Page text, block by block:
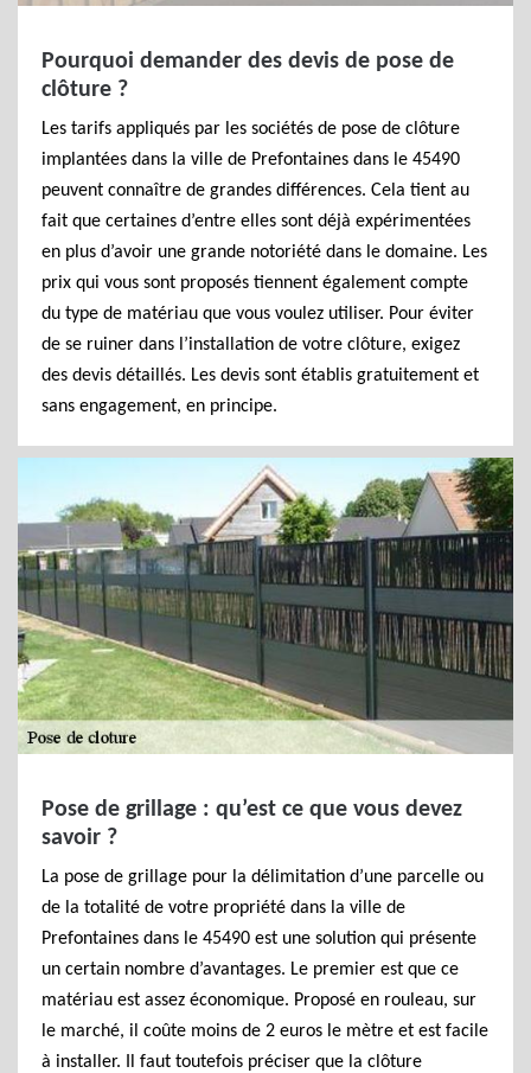
Pourquoi demander des devis de pose de
clôture ?
Les tarifs appliqués par les sociétés de pose de clôture
implantées dans la ville de Prefontaines dans le 45490
peuvent connaître de grandes différences. Cela tient au
fait que certaines d’entre elles sont déjà expérimentées
en plus d’avoir une grande notoriété dans le domaine. Les
prix qui vous sont proposés tiennent également compte
du type de matériau que vous voulez utiliser. Pour éviter
de se ruiner dans l’installation de votre clôture, exigez
des devis détaillés. Les devis sont établis gratuitement et
sans engagement, en principe.
Pose de grillage : qu’est ce que vous devez
savoir ?
La pose de grillage pour la délimitation d’une parcelle ou
de la totalité de votre propriété dans la ville de
Prefontaines dans le 45490 est une solution qui présente
un certain nombre d’avantages. Le premier est que ce
matériau est assez économique. Proposé en rouleau, sur
le marché, il coûte moins de 2 euros le mètre et est facile
à installer. Il faut toutefois préciser que la clôture